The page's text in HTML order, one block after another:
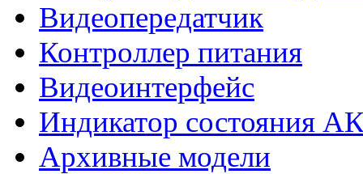
Видеопередатчик
Контроллер питания
Видеоинтерфейс
Индикатор состояния
Архивные модели